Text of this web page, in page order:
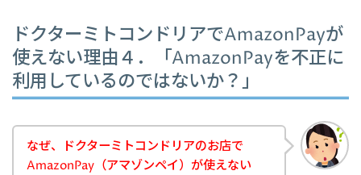
ドクターミトコンドリアでAmazonPayが
使えない理由４．「AmazonPayを不正に
利用しているのではないか？」
なぜ、ドクターミトコンドリアのお店で
AmazonPay（アマゾンペイ）が使えない